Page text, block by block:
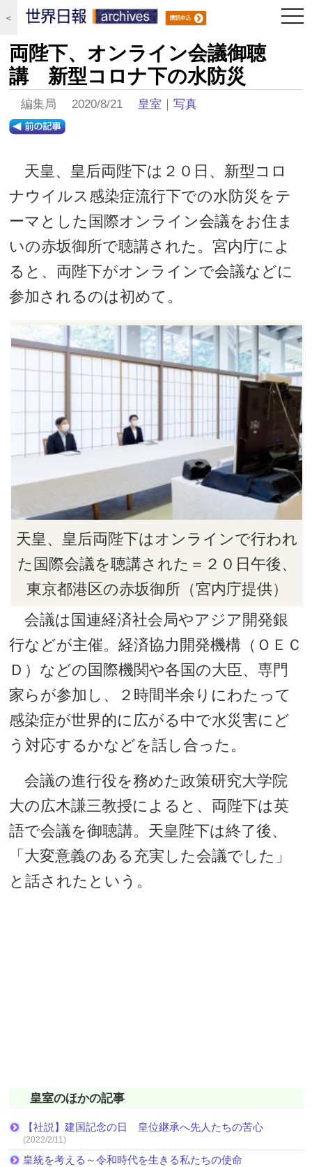
＜
両陛下、オンライン会議御聴
講 新型コロナ下の水防災
編集局 2020/8/21 皇室 ｜写真
天皇、皇后両陛下は２０日、新型コロ
ナウイルス感染症流行下での水防災をテ
ーマとした国際オンライン会議をお住ま
いの赤坂御所で聴講された。宮内庁によ
ると、両陛下がオンラインで会議などに
参加されるのは初めて。
天皇、皇后両陛下はオンラインで行われ
た国際会議を聴講された＝２０日午後、
東京都港区の赤坂御所（宮内庁提供）
会議は国連経済社会局やアジア開発銀
行などが主催。経済協力開発機構（ＯＥＣ
Ｄ）などの国際機関や各国の大臣、専門
家らが参加し、２時間半余りにわたって
感染症が世界的に広がる中で水災害にど
う対応するかなどを話し合った。
会議の進行役を務めた政策研究大学院
大の広木謙三教授によると、両陛下は英
語で会議を御聴講。天皇陛下は終了後、
「大変意義のある充実した会議でした」
と話されたという。
皇室のほかの記事
【社説】建国記念の日 皇位継承へ先人たちの苦心
(2022/2/11)
皇統を考える～令和時代を生きる私たちの使命